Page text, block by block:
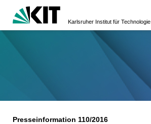
Karlsruher Institut für Technologie
Presseinformation 110/2016